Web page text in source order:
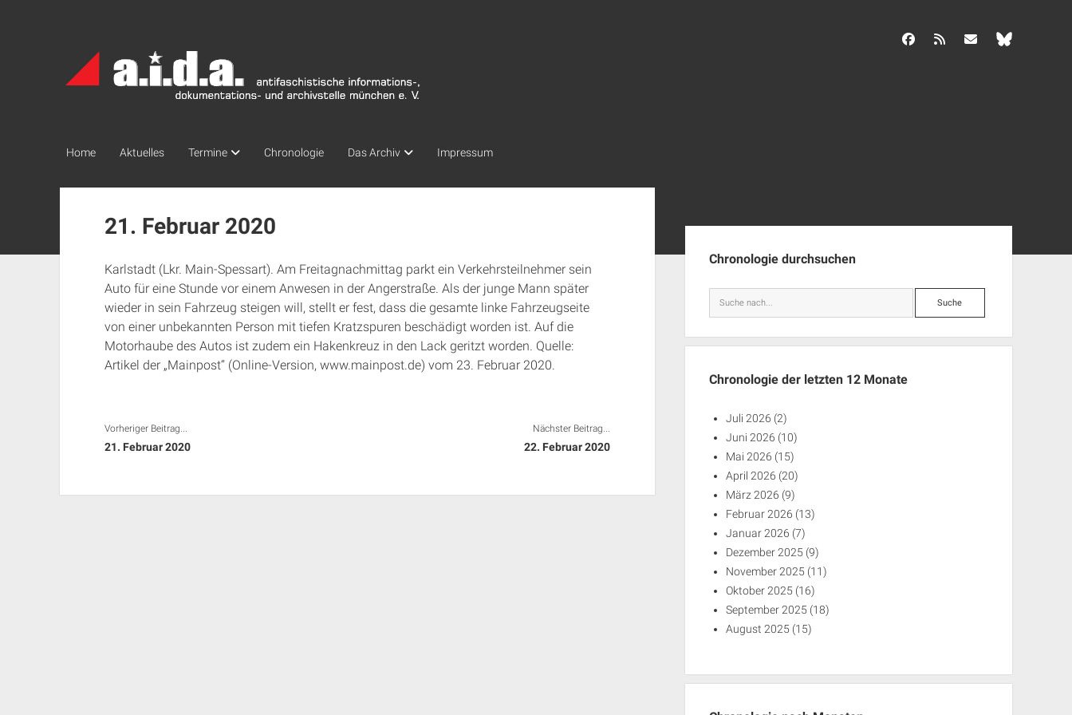
Archiv
München
facebook info@aida-archiv.de
Home Aktuelles Termine Chronologie Das Archiv Impressum
21. Februar 2020
Karlstadt (Lkr. Main-Spessart). Am Freitagnachmittag parkt ein Verkehrsteilnehmer sein
Auto für eine Stunde vor einem Anwesen in der Angerstraße. Als der junge Mann später
wieder in sein Fahrzeug steigen will, stellt er fest, dass die gesamte linke Fahrzeugseite
von einer unbekannten Person mit tiefen Kratzspuren beschädigt worden ist. Auf die
Motorhaube des Autos ist zudem ein Hakenkreuz in den Lack geritzt worden. Quelle:
Artikel der „Mainpost“ (Online-Version, www.mainpost.de) vom 23. Februar 2020.
Vorheriger Beitrag...
21. Februar 2020
Nächster Beitrag...
22. Februar 2020
Chronologie durchsuchen
Suche
Chronologie der letzten 12 Monate
Juli 2026 (2)
Juni 2026 (10)
Mai 2026 (15)
April 2026 (20)
März 2026 (9)
Februar 2026 (13)
Januar 2026 (7)
Dezember 2025 (9)
November 2025 (11)
Oktober 2025 (16)
September 2025 (18)
August 2025 (15)